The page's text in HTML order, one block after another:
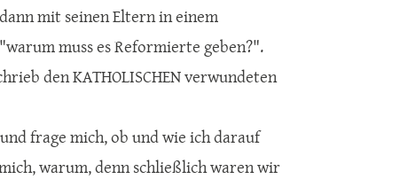
mit seinen Eltern in einem
muss es Reformierte geben?".
den KATHOLISCHEN verwundeten
frage mich, ob und wie ich darauf
warum, denn schließlich waren wir